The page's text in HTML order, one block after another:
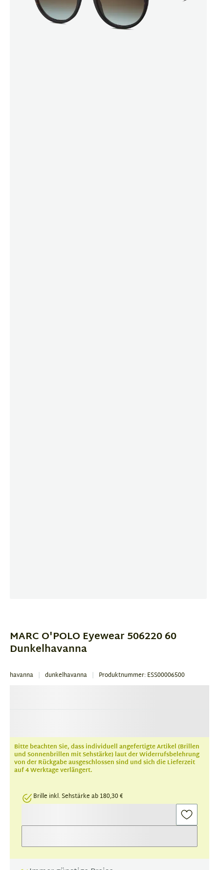
1
MARC O'POLO Eyewear 506220 60
Dunkelhavanna
havanna dunkelhavanna Produktnummer: ESS00006500
Bitte beachten Sie, dass individuell angefertigte Artikel (Brillen
und Sonnenbrillen mit Sehstärke) laut der Widerrufsbelehrung
von der Rückgabe ausgeschlossen sind und sich die Lieferzeit
auf 4 Werktage verlängert.
Brille inkl. Sehstärke ab 180,30 €